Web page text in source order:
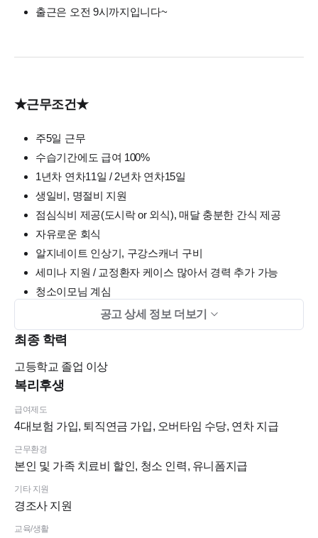
출근은 오전 9시까지입니다~
★근무조건★
주5일 근무
수습기간에도 급여 100%
1년차 연차11일 / 2년차 연차15일
생일비, 명절비 지원
점심식비 제공(도시락 or 외식), 매달 충분한 간식 제공
자유로운 회식
알지네이트 인상기, 구강스캐너 구비
세미나 지원 / 교정환자 케이스 많아서 경력 추가 가능
청소이모님 계심
직원치료비 100% 지원(소아치과여서 레진 치료 가능합니
다.^_^)
기숙사 지원(신축오피스텔) / 1인1실 원룸
1인 유니폼 & 크록스 제공
★지원방법★
치크루팅 지원
진료중일경우 이력서 확인이 늦을 수 있습니다.
공고 상세 정보 더보기
최종 학력
고등학교 졸업 이상
복리후생
급여제도
4대보험 가입, 퇴직연금 가입, 오버타임 수당, 연차 지급
근무환경
본인 및 가족 치료비 할인, 청소 인력, 유니폼지급
기타 지원
경조사 지원
교육/생활